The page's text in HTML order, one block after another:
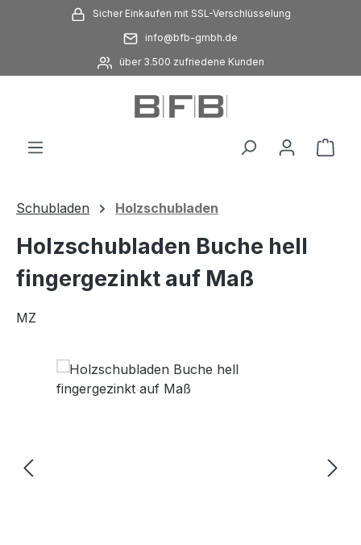
Zum Hauptinhalt springenSicher Einkaufen mit SSL-Verschlüsselung
info@bfb-gmbh.de
über 3.500 zufriedene Kunden
Schubladen Holzschubladen
Holzschubladen Buche hell
fingergezinkt auf Maß
MZ